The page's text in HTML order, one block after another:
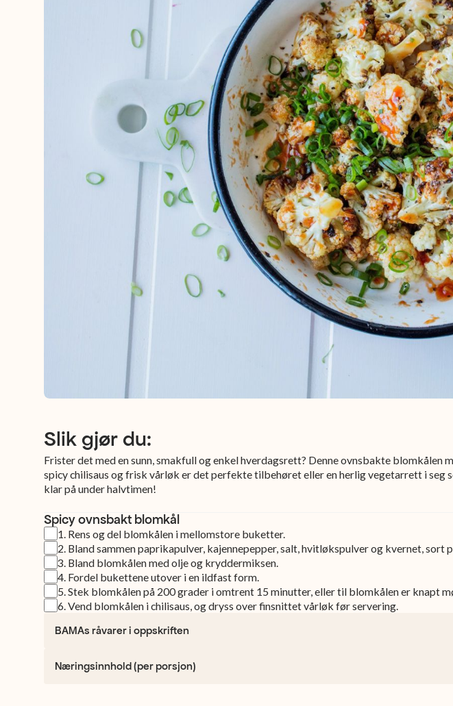
Slik gjør du:
Frister det med en sunn, smakfull og enkel hverdagsrett? Denne ovnsbakte blomkålen
spicy chilisaus og frisk vårløk er det perfekte tilbehøret eller en herlig vegetarrett i seg
klar på under halvtimen!
Spicy ovnsbakt blomkål
1. Rens og del blomkålen i mellomstore buketter.
2. Bland sammen paprikapulver, kajennepepper, salt, hvitløkspulver og kvernet, sort
3. Bland blomkålen med olje og kryddermiksen.
4. Fordel bukettene utover i en ildfast form.
5.Stek blomkålen på 200 grader i omtrent 15 minutter, eller til blomkålen er knapt
6.Vend blomkålen i chilisaus, og dryss over finsnittet vårløk før servering.
BAMAs råvarer i oppskriften
Næringsinnhold (per porsjon)